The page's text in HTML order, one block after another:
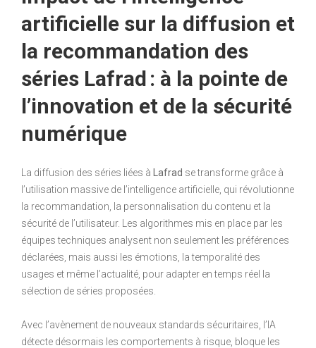
artificielle sur la diffusion et
la recommandation des
séries Lafrad : à la pointe de
l’innovation et de la sécurité
numérique
La diffusion des séries liées à Lafrad se transforme grâce à
l’utilisation massive de l’intelligence artificielle, qui révolutionne
la recommandation, la personnalisation du contenu et la
sécurité de l’utilisateur. Les algorithmes mis en place par les
équipes techniques analysent non seulement les préférences
déclarées, mais aussi les émotions, la temporalité des
usages et même l’actualité, pour adapter en temps réel la
sélection de séries proposées.
Avec l’avènement de nouveaux standards sécuritaires, l’IA
détecte désormais les comportements à risque, bloque les